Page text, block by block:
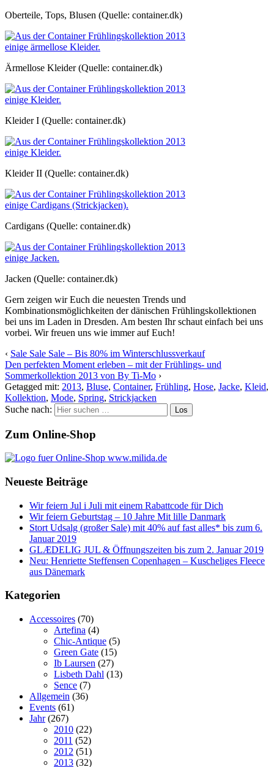
Oberteile, Tops, Blusen (Quelle: container.dk)
Ärmellose Kleider (Quelle: container.dk)
Kleider I (Quelle: container.dk)
Kleider II (Quelle: container.dk)
Cardigans (Quelle: container.dk)
Jacken (Quelle: container.dk)
Gern zeigen wir Euch die neuesten Trends und
Kombinationsmöglichkeiten der dänischen Frühlingskollektionen
bei uns im Laden in Dresden. Am besten Ihr schaut einfach bei uns
vorbei. Wir freuen uns wie immer auf Euch!
‹ Sale Sale Sale – Bis 80% im Winterschlussverkauf
Den perfekten Moment erleben – mit der Frühlings- und
Sommerkollektion 2013 von By Ti-Mo ›
Getagged mit: 2013, Bluse, Container, Frühling, Hose, Jacke, Kleid,
Kollektion, Mode, Spring, Strickjacken
Suche nach:
Zum Online-Shop
Neueste Beiträge
Wir feiern Jul i Juli mit einem Rabattcode für Dich
Wir feiern Geburtstag – 10 Jahre Mit lille Danmark
Stort Udsalg (großer Sale) mit 40% auf fast alles* bis zum 6.
Januar 2019
GLÆDELIG JUL & Öffnungszeiten bis zum 2. Januar 2019
Neu: Henriette Steffensen Copenhagen – Kuscheliges Fleece
aus Dänemark
Kategorien
Accessoires (70)
Artefina (4)
Chic-Antique (5)
Green Gate (15)
Ib Laursen (27)
Lisbeth Dahl (13)
Sence (7)
Allgemein (36)
Events (61)
Jahr(267)
2010 (22)
2011 (52)
2012 (51)
2013 (32)